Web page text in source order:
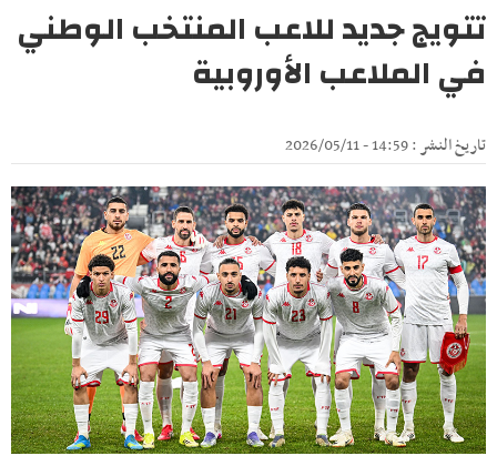
تتويج جديد للاعب المنتخب الوطني
في الملاعب الأوروبية
تاريخ النشر : 14:59 - 2026/05/11